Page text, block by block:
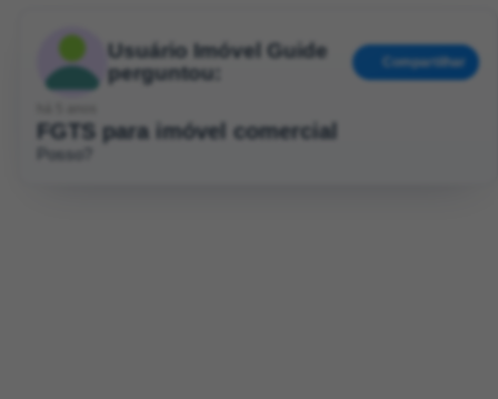
Usuário Imóvel Guide
perguntou:
Compartilhar
FGTS para imóvel comercial
Posso?